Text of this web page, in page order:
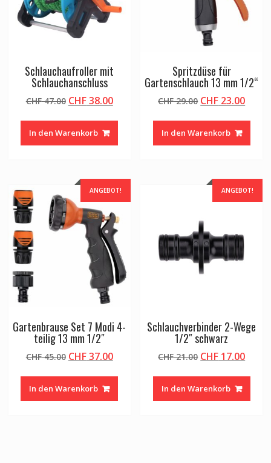
Schlauchaufroller mit
Schlauchanschluss
CHF47.00 Ursprünglicher
war:
CHF 47.00
CHF38.00Aktueller
In den Warenkorb
Spritzdüse für
Gartenschlauch 13 mm 1/2“
CHF29.00 Ursprünglicher
war:
CHF 29.00
CHF 23.00
In den Warenkorb
ANGEBOT!
Gartenbrause Set 7 Modi 4-
teilig 13 mm 1/2″
CHF45.00 Ursprünglicher
war:
CHF 45.00
CHF37.00Aktueller
In den Warenkorb
ANGEBOT!
Schlauchverbinder 2-Wege
1/2″ schwarz
CHF21.00 Ursprünglicher
war:
CHF 21.00
CHF 17.00
In den Warenkorb